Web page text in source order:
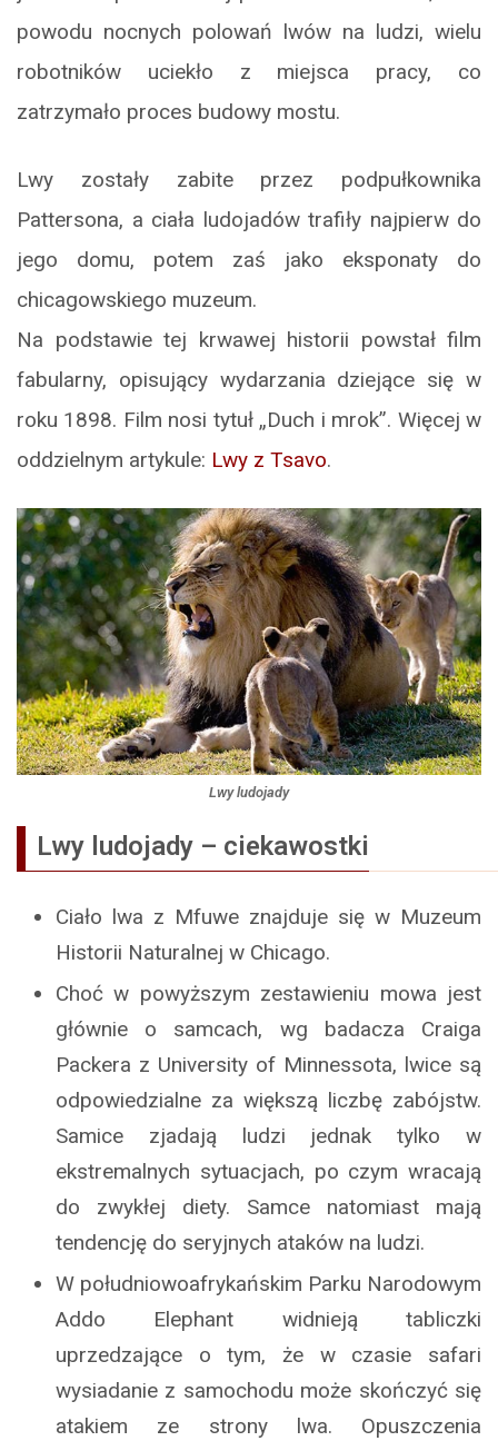
powodu nocnych polowań lwów na ludzi, wielu
robotników uciekło z miejsca pracy, co
zatrzymało proces budowy mostu.
Lwy zostały zabite przez podpułkownika
Pattersona, a ciała ludojadów trafiły najpierw do
jego domu, potem zaś jako eksponaty do
chicagowskiego muzeum.
Na podstawie tej krwawej historii powstał film
fabularny, opisujący wydarzania dziejące się w
roku 1898. Film nosi tytuł „Duch i mrok”. Więcej w
oddzielnym artykule: Lwy z Tsavo.
Lwy ludojady
Lwy ludojady – ciekawostki
Ciało lwa z Mfuwe znajduje się w Muzeum
Historii Naturalnej w Chicago.
Choć w powyższym zestawieniu mowa jest
głównie o samcach, wg badacza Craiga
Packera z University of Minnessota, lwice są
odpowiedzialne za większą liczbę zabójstw.
Samice zjadają ludzi jednak tylko w
ekstremalnych sytuacjach, po czym wracają
do zwykłej diety. Samce natomiast mają
tendencję do seryjnych ataków na ludzi.
W południowoafrykańskim Parku Narodowym
Addo Elephant widnieją tabliczki
uprzedzające o tym, że w czasie safari
wysiadanie z samochodu może skończyć się
atakiem ze strony lwa. Opuszczenia